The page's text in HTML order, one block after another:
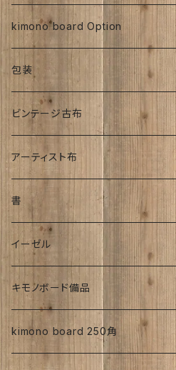
京友禅
銘仙
京友禅
金彩加工
大正着物｜古布
子供
ビンテージ古布
ろうけつ染め
紬
手書き染め
昭和初期着物
昭和中期着物
平成着物
アンティーク
刺繍入り
帯
ち江すさん
銘仙
太山寺SELECT ／ 珈琲＆amp;焼き
大正着物
人絹
その他
270角
オーダーサイズ
kimono board Option
正絹
人絹
その他
包装
ビンテージ古布
明治時代
大正時代
昭和初期S25年前
お花
アーティスト布
工房チリントゥさん
ち江すさん
詩入り
沖縄：カタチキ
愛知:アイヒラコ
書
伊藤瑞賢氏
雑誌
CLasism
イーゼル
27ｃｍサイズから上
キモノボード備品
イーゼル
kimono board 250角